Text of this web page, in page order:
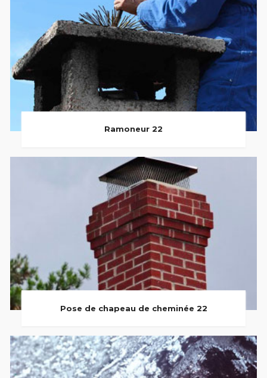
Ramoneur 22
Pose de chapeau de cheminée 22